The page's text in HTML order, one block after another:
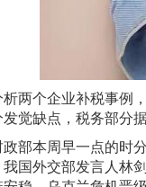
个企业补税事例，
觉缺点，税务部分据
本周早一点的时分
国外交部发言人林